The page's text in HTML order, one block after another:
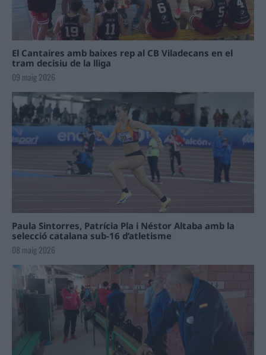
El Cantaires amb baixes rep al CB Viladecans en el
tram decisiu de la lliga
09 maig 2026
Paula Sintorres, Patrícia Pla i Néstor Altaba amb la
selecció catalana sub-16 d’atletisme
08 maig 2026